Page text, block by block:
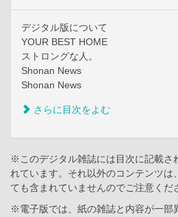
デジタル版について
YOUR BEST HOME
ストロングな人。
Shonan News
Shonan News
さらに目次をよむ
※このデジタル雑誌には目次に記載さ
れています。それ以外のコンテンツは
ても含まれていませんのでご注意くだ
※電子版では、紙の雑誌と内容が一部